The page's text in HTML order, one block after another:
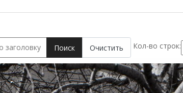
Поиск Очистить Кол-во строк: